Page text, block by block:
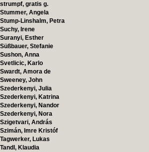
strumpf, gratis g.
Stummer, Angela
Stump-Linshalm, Petra
Suchy, Irene
Suranyi, Esther
Süßbauer, Stefanie
Sushon, Anna
Svetlicic, Karlo
Swardt, Amora de
Sweeney, John
Szederkenyi, Julia
Szederkenyi, Katrina
Szederkenyi, Nandor
Szederkenyi, Nora
Szigetvari, András
Szimán, Imre Kristóf
Tagwerker, Lukas
Tandl, Klaudia